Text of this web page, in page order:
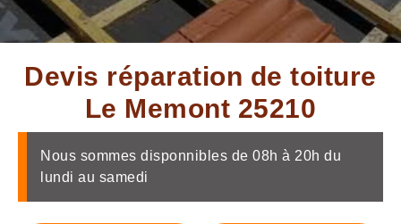
Devis réparation de toiture
Le Memont 25210
Nous sommes disponnibles de 08h à 20h du
lundi au samedi